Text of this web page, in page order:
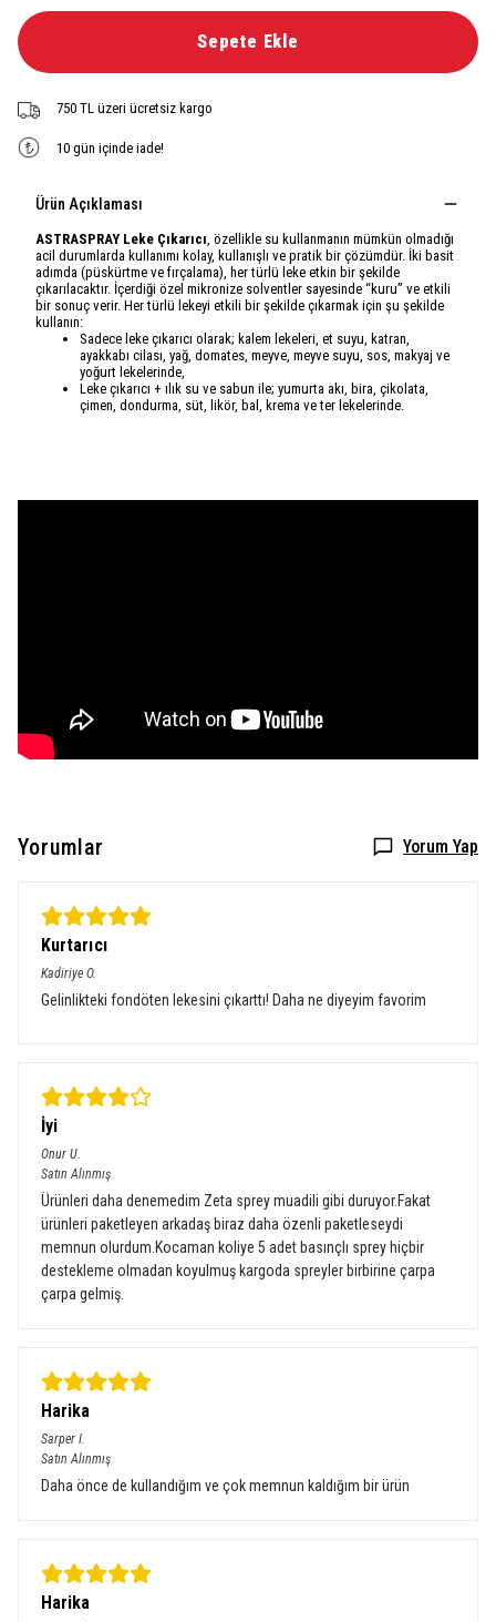
Sepete Ekle
750 TL üzeri ücretsiz kargo
10 gün içinde iade!
Ürün Açıklaması
ASTRASPRAY Leke Çıkarıcı, özellikle su kullanmanın mümkün olmadığı
acil durumlarda kullanımı kolay, kullanışlı ve pratik bir çözümdür. İki basit
adımda (püskürtme ve fırçalama), her türlü leke etkin bir şekilde
çıkarılacaktır. İçerdiği özel mikronize solventler sayesinde “kuru” ve etkili
bir sonuç verir. Her türlü lekeyi etkili bir şekilde çıkarmak için şu şekilde
kullanın:
Sadece leke çıkarıcı olarak; kalem lekeleri, et suyu, katran,
ayakkabı cilası, yağ, domates, meyve, meyve suyu, sos, makyaj ve
yoğurt lekelerinde,
Leke çıkarıcı + ılık su ve sabun ile; yumurta akı, bira, çikolata,
çimen, dondurma, süt, likör, bal, krema ve ter lekelerinde.
Yorumlar Yorum Yap
Kurtarıcı
Kadiriye O.
Gelinlikteki fondöten lekesini çıkarttı! Daha ne diyeyim favorim
İyi
Onur U.
Satın Alınmış
Ürünleri daha denemedim Zeta sprey muadili gibi duruyor.Fakat
ürünleri paketleyen arkadaş biraz daha özenli paketleseydi
memnun olurdum.Kocaman koliye 5 adet basınçlı sprey hiçbir
destekleme olmadan koyulmuş kargoda spreyler birbirine çarpa
çarpa gelmiş.
Harika
Sarper I.
Satın Alınmış
Daha önce de kullandığım ve çok memnun kaldığım bir ürün
Harika